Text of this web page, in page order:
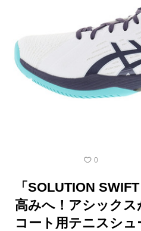
0
「SOLUTION
高みへ！アシック
コート用テニスシュ